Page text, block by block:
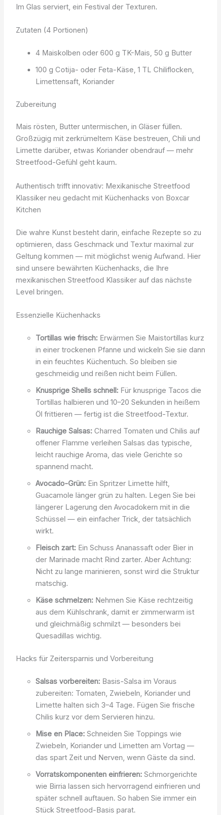
Im Glas serviert, ein Festival der Texturen.
Zutaten (4 Portionen)
4 Maiskolben oder 600 g TK-Mais, 50 g Butter
100 g Cotija- oder Feta-Käse, 1 TL Chiliflocken,
Limettensaft, Koriander
Zubereitung
Mais rösten, Butter untermischen, in Gläser füllen.
Großzügig mit zerkrümeltem Käse bestreuen, Chili und
Limette darüber, etwas Koriander obendrauf — mehr
Streetfood-Gefühl geht kaum.
Authentisch trifft innovativ: Mexikanische Streetfood
Klassiker neu gedacht mit Küchenhacks von Boxcar
Kitchen
Die wahre Kunst besteht darin, einfache Rezepte so zu
optimieren, dass Geschmack und Textur maximal zur
Geltung kommen — mit möglichst wenig Aufwand. Hier
sind unsere bewährten Küchenhacks, die Ihre
mexikanischen Streetfood Klassiker auf das nächste
Level bringen.
Essenzielle Küchenhacks
Tortillas wie frisch:Erwärmen Sie Maistortillas kurz
in einer trockenen Pfanne und wickeln Sie sie dann
in ein feuchtes Küchentuch. So bleiben sie
geschmeidig und reißen nicht beim Füllen.
Knusprige Shells schnell:Für knusprige Tacos die
Tortillas halbieren und 10–20 Sekunden in heißem
Öl frittieren — fertig ist die Streetfood-Textur.
Rauchige Salsas:Charred Tomaten und Chilis auf
offener Flamme verleihen Salsas das typische,
leicht rauchige Aroma, das viele Gerichte so
spannend macht.
Avocado-Grün:Ein Spritzer Limette hilft,
Guacamole länger grün zu halten. Legen Sie bei
längerer Lagerung den Avocadokern mit in die
Schüssel — ein einfacher Trick, der tatsächlich
wirkt.
Fleisch zart:Ein Schuss Ananassaft oder Bier in
der Marinade macht Rind zarter. Aber Achtung:
Nicht zu lange marinieren, sonst wird die Struktur
matschig.
Käse schmelzen:Nehmen Sie Käse rechtzeitig
aus dem Kühlschrank, damit er zimmerwarm ist
und gleichmäßig schmilzt — besonders bei
Quesadillas wichtig.
Hacks für Zeitersparnis und Vorbereitung
Salsas vorbereiten:Basis-Salsa im Voraus
zubereiten: Tomaten, Zwiebeln, Koriander und
Limette halten sich 3–4 Tage. Fügen Sie frische
Chilis kurz vor dem Servieren hinzu.
Mise en Place:Schneiden Sie Toppings wie
Zwiebeln, Koriander und Limetten am Vortag —
das spart Zeit und Nerven, wenn Gäste da sind.
Vorratskomponenten einfrieren:Schmorgerichte
wie Birria lassen sich hervorragend einfrieren und
später schnell auftauen. So haben Sie immer ein
Stück Streetfood-Basis parat.